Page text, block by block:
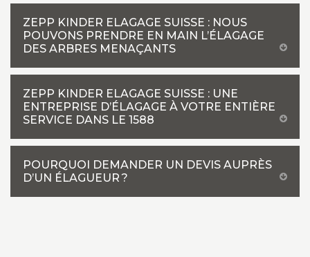
ZEPP KINDER ELAGAGE SUISSE : NOUS
POUVONS PRENDRE EN MAIN L’ÉLAGAGE
DES ARBRES MENAÇANTS
ZEPP KINDER ELAGAGE SUISSE : UNE
ENTREPRISE D’ÉLAGAGE À VOTRE ENTIÈRE
SERVICE DANS LE 1588
POURQUOI DEMANDER UN DEVIS AUPRÈS
D’UN ÉLAGUEUR ?